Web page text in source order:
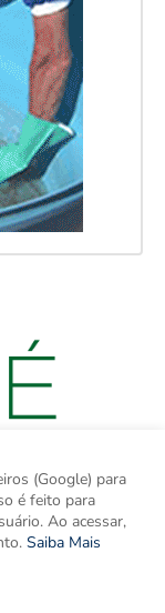
(Google) para
é feito para
Ao acessar,
Saiba Mais